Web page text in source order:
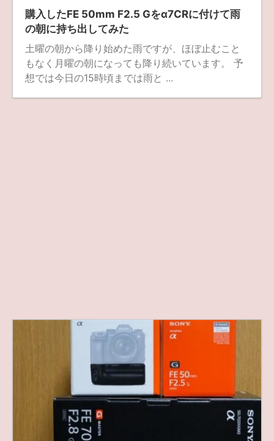
フォクトレンダー ライカIIf ライカM4 ライカM10
ライカM10-R ライカX2 ローライ35
ローライコード 原神
購入したFE 50mm F2.5 Gをα7CRに付けて雨
の朝に持ち出してみた
土曜の朝から降り始めた雨ですが、ほぼ止むこと
もなく月曜の朝になっても降り続いています。 予
想では今日の15時頃までは雨と ...